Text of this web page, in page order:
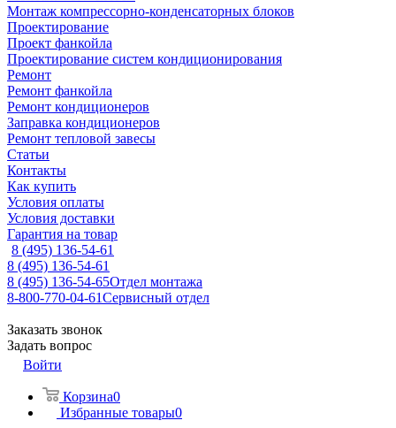
Монтаж компрессорно-конденсаторных блоков
Проектирование
Проект фанкойла
Проектирование систем кондиционирования
Ремонт
Ремонт фанкойла
Ремонт кондиционеров
Заправка кондиционеров
Ремонт тепловой завесы
Статьи
Контакты
Как купить
Условия оплаты
Условия доставки
Гарантия на товар
8 (495) 136-54-61
8 (495) 136-54-61
8 (495) 136-54-65Отдел монтажа
8-800-770-04-61Сервисный отдел
Заказать звонок
Задать вопрос
Войти
Корзина0
Избранные товары0